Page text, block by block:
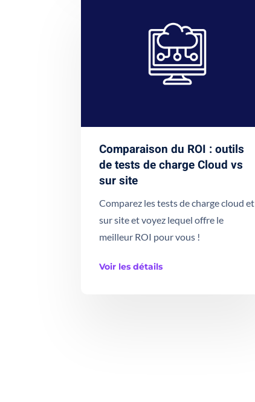
Comparaison du ROI : outils
de tests de charge Cloud vs
sur site
Comparez les tests de charge cloud et
sur site et voyez lequel offre le
meilleur ROI pour vous !
Voir les détails